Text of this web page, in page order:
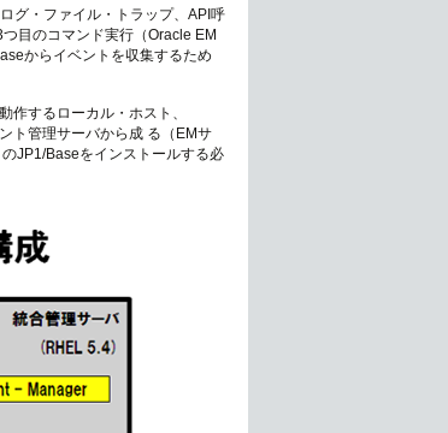
グ・ファイル・トラップ、API呼
目のコマンド実行（Oracle EM
からイベントを収集するため
するローカル・ホスト、
ト管理サーバから成 る（EMサ
JP1/Baseをインストールする必